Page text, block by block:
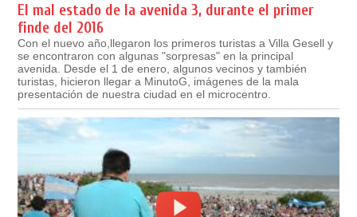
El mal estado de la avenida 3, durante el primer
finde del 2016
Con el nuevo año,llegaron los primeros turistas a Villa Gesell y
se encontraron con algunas "sorpresas" en la principal
avenida. Desde el 1 de enero, algunos vecinos y también
turistas, hicieron llegar a MinutoG, imágenes de la mala
presentación de nuestra ciudad en el microcentro.